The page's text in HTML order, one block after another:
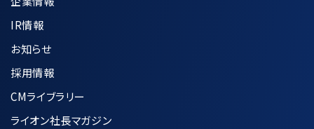
IR情報
お知らせ
採用情報
CMライブラリー
ライオン社長マガジン